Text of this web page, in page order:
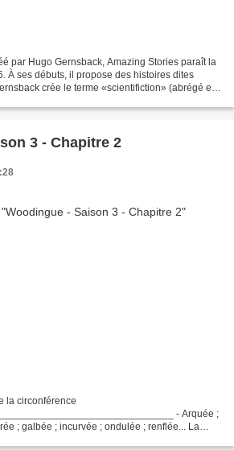
par Hugo Gernsback, Amazing Stories paraît la
À ses débuts, il propose des histoires dites
crée le terme «scientifiction» (abrégé en
3 - Chapitre 2
la circonférence
- Arquée ;
; galbée ; incurvée ; ondulée ; renflée... La